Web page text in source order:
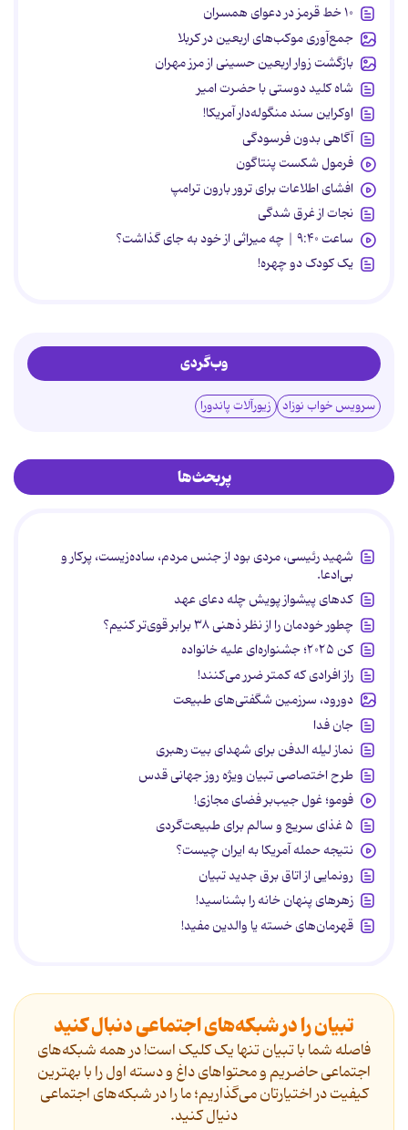
۱۰ خط قرمز در دعوای همسران
جمع‌آوری موکب‌های اربعین در کربلا
بازگشت زوار اربعین حسینی از مرز مهران
شاه کلید دوستی با حضرت امیر
اوکراین سند منگوله‌دار آمریکا!
آگاهی بدون فرسودگی
فرمول شکست پنتاگون
افشای اطلاعات برای ترور بارون ترامپ
نجات از غرق شدگی
ساعت ۹:۴۰ | چه میراثی از خود به جای گذاشت؟
یک کودک دو چهره!
وب‌گردی
سرویس خواب نوزاد زیورآلات پاندورا
پربحث‌ها
شهید رئیسی، مردی بود از جنس مردم، ساده‌زیست، پرکار و
بی‌ادعا.
کدهای پیشواز پویش چله دعای عهد
چطور خودمان را از نظر ذهنی ۳۸ برابر قوی‌تر کنیم؟
کن ۲۰۲۵؛ جشنواره‌ای علیه خانواده
راز افرادی که کمتر ضرر می‌کنند!
دورود، سرزمین شگفتی‌های طبیعت
جان فدا
نماز لیله الدفن برای شهدای بیت رهبری
طرح اختصاصی تبیان ویژه روز جهانی قدس
فومو؛ غول جیب‌بر فضای مجازی!
۵ غذای سریع و سالم برای طبیعت‌گردی
نتیجه حمله آمریکا به ایران چیست؟
رونمایی از اتاق برق جدید تبیان
زهرهای پنهان خانه را بشناسید!
قهرمان‌های خسته یا والدین مفید!
تبیان را در شبکه‌های اجتماعی دنبال کنید
فاصله شما با تبیان تنها یک کلیک است! در همه شبکه‌های
اجتماعی حاضریم و محتواهای داغ و دسته اول را با بهترین
کیفیت در اختیارتان می‌گذاریم؛ ما را در شبکه‌های اجتماعی
دنیال کنید.